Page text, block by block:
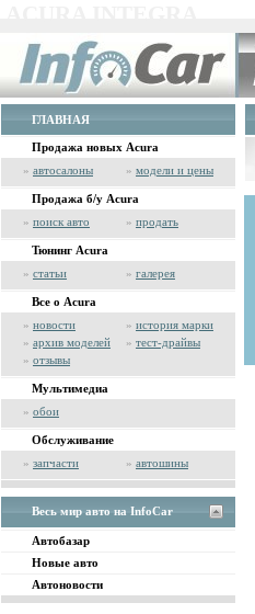
ГЛАВНАЯ
Продажа новых Acura
» автосалоны » модели и цены
Продажа б/у Acura
» поиск авто » продать
Тюнинг Acura
» статьи » галерея
Все о Acura
» новости » история марки
» архив моделей » тест-драйвы
» отзывы
Мультимедиа
» обои
Обслуживание
» запчасти » автошины
Весь мир авто на InfoCar
Автобазар
Новые авто
Автоновости